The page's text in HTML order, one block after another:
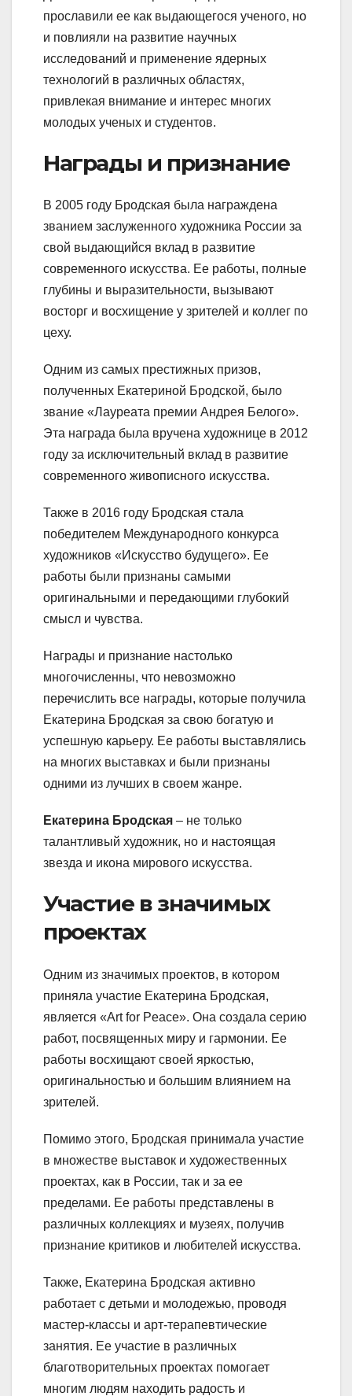
прославили ее как выдающегося ученого, но
и повлияли на развитие научных
исследований и применение ядерных
технологий в различных областях,
привлекая внимание и интерес многих
молодых ученых и студентов.
Награды и признание
В 2005 году Бродская была награждена
званием заслуженного художника России за
свой выдающийся вклад в развитие
современного искусства. Ее работы, полные
глубины и выразительности, вызывают
восторг и восхищение у зрителей и коллег по
цеху.
Одним из самых престижных призов,
полученных Екатериной Бродской, было
звание «Лауреата премии Андрея Белого».
Эта награда была вручена художнице в 2012
году за исключительный вклад в развитие
современного живописного искусства.
Также в 2016 году Бродская стала
победителем Международного конкурса
художников «Искусство будущего». Ее
работы были признаны самыми
оригинальными и передающими глубокий
смысл и чувства.
Награды и признание настолько
многочисленны, что невозможно
перечислить все награды, которые получила
Екатерина Бродская за свою богатую и
успешную карьеру. Ее работы выставлялись
на многих выставках и были признаны
одними из лучших в своем жанре.
Екатерина Бродская – не только
талантливый художник, но и настоящая
звезда и икона мирового искусства.
Участие в значимых
проектах
Одним из значимых проектов, в котором
приняла участие Екатерина Бродская,
является «Art for Peace». Она создала серию
работ, посвященных миру и гармонии. Ее
работы восхищают своей яркостью,
оригинальностью и большим влиянием на
зрителей.
Помимо этого, Бродская принимала участие
в множестве выставок и художественных
проектах, как в России, так и за ее
пределами. Ее работы представлены в
различных коллекциях и музеях, получив
признание критиков и любителей искусства.
Также, Екатерина Бродская активно
работает с детьми и молодежью, проводя
мастер-классы и арт-терапевтические
занятия. Ее участие в различных
благотворительных проектах помогает
многим людям находить радость и